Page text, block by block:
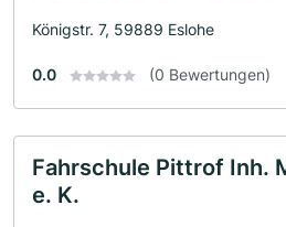
Königstr. 7, 59889 Eslohe
0.0 (0 Bewertungen)
Fahrschule Pittrof Inh.
e. K.